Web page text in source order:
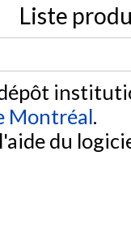
Liste
Montréal.
du